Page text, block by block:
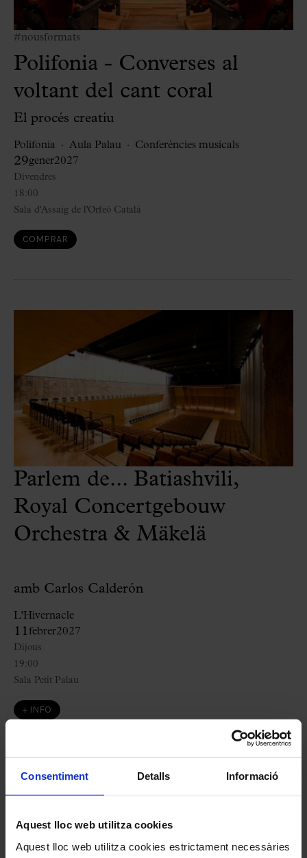
Consentiment Detalls Informació
Aquest lloc web utilitza cookies
Aquest lloc web utilitza cookies estrictament necessàries
#nousformats
Polifonia - Converses al
voltant del cant coral
El procés creatiu
Polifonia Aula Palau Conferències musicals
29gener2027
18:00
Divendres
Sala d'Assaig de l'Orfeó Català
COMPRAR
Parlem de... Batiashvili,
Royal Concertgebouw
Orchestra & Mäkelä
amb Carlos Calderón
L'Hivernacle
11 febrer2027
19:00
Dijous
Sala Petit Palau
+ INFO